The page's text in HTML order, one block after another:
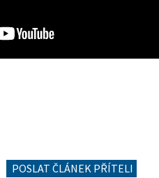
POSLAT ČLÁNEK PŘÍTELI